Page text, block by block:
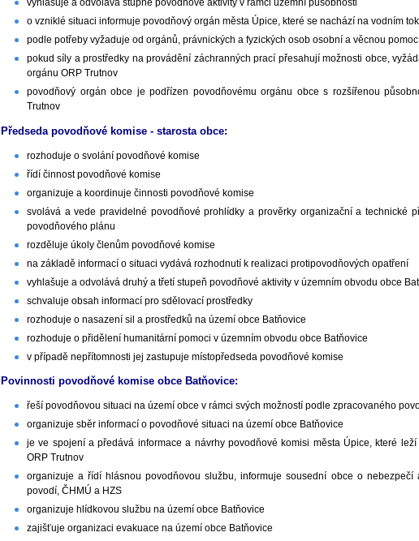
vyhlašuje a odvolává stupně povodňové aktivity v rámci územní působnosti
o vzniklé situaci informuje povodňový orgán města Úpice, které se nachází na vodním
podle potřeby vyžaduje od orgánů, právnických a fyzických osob osobní a věcnou pomoc
pokud síly a prostředky na provádění záchranných prací přesahují možnosti obce,
orgánu ORP Trutnov
povodňový orgán obce je podřízen povodňovému orgánu obce s rozšířenou
Trutnov
Předseda povodňové komise - starosta obce:
rozhoduje o svolání povodňové komise
řídí činnost povodňové komise
organizuje a koordinuje činnosti povodňové komise
svolává a vede pravidelné povodňové prohlídky a prověrky organizační a technické
povodňového plánu
rozděluje úkoly členům povodňové komise
na základě informací o situaci vydává rozhodnutí k realizaci protipovodňových opatření
vyhlašuje a odvolává druhý a třetí stupeň povodňové aktivity v územním obvodu obce
schvaluje obsah informací pro sdělovací prostředky
rozhoduje o nasazení sil a prostředků na území obce Batňovice
rozhoduje o přidělení humanitární pomoci v územním obvodu obce Batňovice
v případě nepřítomnosti jej zastupuje místopředseda povodňové komise
Povinnosti povodňové komise obce Batňovice:
řeší povodňovou situaci na území obce v rámci svých možností podle zpracovaného
organizuje sběr informací o povodňové situaci na území obce Batňovice
je ve spojení a předává informace a návrhy povodňové komisi města Úpice, které
ORP Trutnov
organizuje a řídí hlásnou povodňovou službu, informuje sousední obce o
povodí, ČHMÚ a HZS
organizuje hlídkovou službu na území obce Batňovice
zajišťuje organizaci evakuace na území obce Batňovice